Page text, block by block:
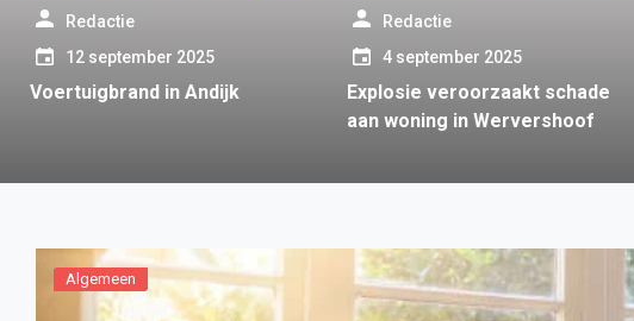
regio Medemblik
Waarom
Medemblikse
water maakt de
Slim verwarmen met
je warmtepomp:
automatisch
30 juni 2026
Redactie
12 september 2025
Voertuigbrand in Andijk
Redactie
4 september 2025
Explosie veroorzaakt schade
aan woning in Wervershoof
Algemeen